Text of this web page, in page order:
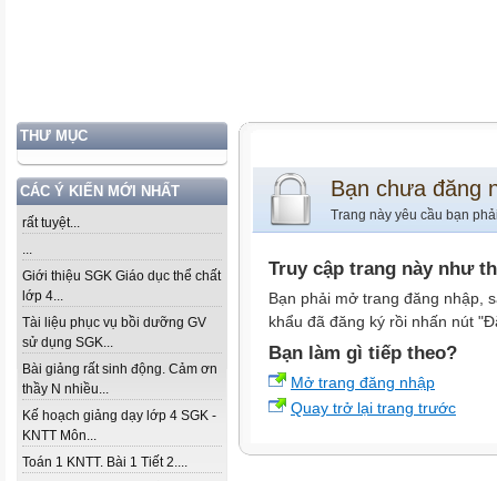
THƯ MỤC
CÁC Ý KIẾN MỚI NHẤT
rất tuyệt...
...
Giới thiệu SGK Giáo dục thể chất
lớp 4...
Tài liệu phục vụ bồi dưỡng GV
sử dụng SGK...
Bài giảng rất sinh động. Cảm ơn
thầy N nhiều...
Kế hoạch giảng dạy lớp 4 SGK -
KNTT Môn...
Toán 1 KNTT. Bài 1 Tiết 2....
Bạn chưa đăng
Trang này yêu cầu bạn
Truy cập trang này như
Bạn phải mở trang đăng nhập,
khẩu đã đăng ký rồi nhấn nút
Bạn làm gì tiếp theo?
Mở trang đăng nhập
Quay trở lại trang trước